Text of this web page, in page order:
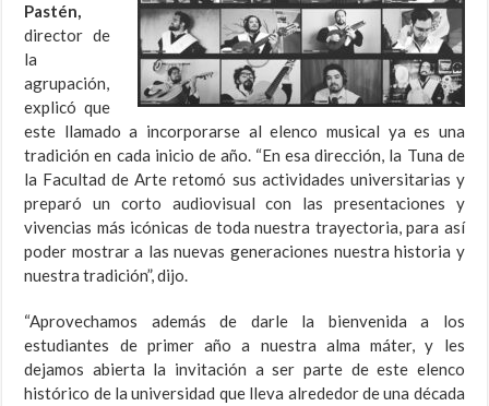
Pastén,
director de
la
agrupación,
explicó que
este llamado a incorporarse al elenco musical ya es una
tradición en cada inicio de año. “En esa dirección, la Tuna de
la Facultad de Arte retomó sus actividades universitarias y
preparó un corto audiovisual con las presentaciones y
vivencias más icónicas de toda nuestra trayectoria, para así
poder mostrar a las nuevas generaciones nuestra historia y
nuestra tradición”, dijo.
“Aprovechamos además de darle la bienvenida a los
estudiantes de primer año a nuestra alma máter, y les
dejamos abierta la invitación a ser parte de este elenco
histórico de la universidad que lleva alrededor de una década